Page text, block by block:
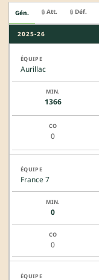
Gén. 🔒 Att. 🔒 Déf.
2025-26
Aurillac
1366
0
France 7
0
0